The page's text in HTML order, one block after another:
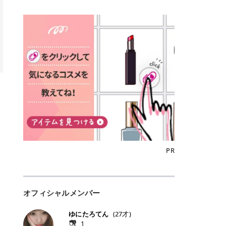
アとしても活用できます。 トナーパ
ッドの選び方 トナーパッドは、配合
成分やパッドの素材によって特徴が
異なります。 自分の肌悩みや理想の
仕上がりに合わせて選ぶことで、毎
日のスキンケアに取り入れやすくな
ります。 肌悩みに合わせて選ぶ パ
ッドの素材で選ぶ トナーパッドの使
い方 洗顔後すぐの清潔な肌に使用し
ます。 STEP1 エンボス面（凹凸
面）で顔全体をやさしく拭き取りま
す。 特に小鼻・あご・額など皮脂や
古い角質が気になる部分は丁寧にな
じませましょう。 STEP2 パッドを
裏返し、フラット面で顔全体をやさ
しく押さえながら化粧水をなじませ
キンケアを行います。 乾燥が気にな
パックとして使用するのもおすすめ
こからは、保湿ケアや肌荒れケア、
毛穴ケアなど目的別におすすめのト
するまでの期間や必要な施術回数が
大きな違いとして挙げられます！ 医
療脱毛は、医療機関（クリニックや
皮膚科など）だけで扱える高出力の
レーザーを使って、発毛組織にアプ
ローチする施術といわれています。
そのため、少ない回数で永久脱毛
（※）を目指すことができます。
（※永久脱毛とは一生毛が1本も生
えてこないという意味ではなく、ア
メリカの基準に基づき「長期間にわ
たって毛量が明らかに減少している
状態が維持されること」を指しま
のがメリットですが、毛根を破壊す
ます。 なお、医療脱毛は保険がきか
ない自由診療なので、クリニックに
います。だからこそ、しっかり比較
すい ラシャ メディオスターNeXT P
RO ジェントルYAGプロ 公式サイト
> ※医療脱毛は自由診療です。治療
には赤み、痒み、火傷、毛嚢炎、一
時的な硬毛化などのリスクが伴いま
す。 目次▼ 1. エミナルクリニック
の魅力とは？選ばれる3つの特徴 ・
最短6か月からの脱毛プランが選べ
る！ ・全国60院以上＆21時まで営
業！ ・痛みに配慮した医療脱毛器の
導入と肌トラブル対応 2. エミナル
クリニックの口コミ・評判 3. エミ
ナルクリニックの全身脱毛料金プラ
・追加費用がかからないシステム ・
リニックのお得な割引・キャンペー
で割引 ・ペア限定プラン｜家族や友
人と一緒にスタートできる ・他社か
ような血色感を演出するヌーディー
ピンク。 黄みと青みのバランスが良
く、自然になじむコーラル系カラー
です。 自然な血色感をプラスしてく
れるので、ナチュラルメイクとの相
性抜群。 可愛らしく、多幸感のある
印象に仕上がります。 ワインベリー
｜気品をまとうローズレッド 深みの
ある青みレッド。 大人っぽく華やか
な印象を与えるベリーカラーです。
ひと塗りで顔全体が華やかになり、
リップを主役にしたメイクが完成。
クールで上品な雰囲気を演出できま
ニュートラルな発色で、肌色を選び
落ち着いた印象に仕上がり、オン・
いめメイクにもカジュアルメイクに
もマッチします。 ラズベリーケーキ
ーグロスが広がり、ふっくらボリュ
フティングしたような、新しいリッ
プティンググロス💄 実際に使用した
方のクチコミ > 5 > プルプル > 唇に
塗るPDRNグロス > > AMUSE ジェ
ルフィットグロス > > ぷっくりツヤ
ツヤだけどベタっとした感じはなく
て使いやすいですね。プランピング
効果で少しスーッとします。ここは
好き嫌いがあるかもしれませんが慣
チップは片面がツルツル、片面がモ
ケモケになってます。 > > 桜グロス
【日本限定色】：上品なピンクベー
も上品で使いやすい色ですね。すも
いるので華やかそうに見えるけど、
> > スキンケア成分が配合されてい
て保湿もしっかりしてくれます。最
も、＠cosmeも、いつものコスメ購
入を“ちょっとお得”に変えられるの
が、トラミーリワードです✨ 今回
は、トラミーリワードの特徴や活用
方法、美容好きさんにおすすめな理
由を詳しくご紹介します！ トラミー
リワードとは？ 「トラミーリワー
ド」は、東証グロース上場企業であ
る株式会社アイズが運営する、安
心・安全なポイントサイト機能で
す。 トラミーリワードは、トラミー
会員向けのポイントサービスです。
対象ショップやサービスを利用する
ことでポイントを獲得でき、貯まっ
たポイントはAmazonギフト券やド
ットマネーなどに交換できます。 普
イ活初心者でも始めやすいのが魅力
段よく使っているコスメ通販サイト
けでポイントが貯まるのが大きな魅
力です✨ 例えば、、、 ・メガ割の
PR
オフィシャルメンバー
ゆにたろてん (27才)
1